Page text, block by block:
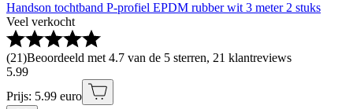
Handson tochtband P-profiel EPDM rubber wit 3 meter 2 stuks
Veel verkocht
(21)Beoordeeld met 4.7 van de 5 sterren, 21 klantreviews
5.99
Prijs: 5.99 euro